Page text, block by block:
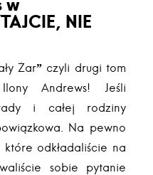
NIE
Żar” czyli drugi tom
Andrews! Jeśli
i całej rodziny
Na pewno
odkładaliście na
sobie pytanie